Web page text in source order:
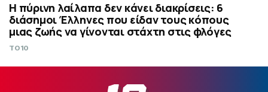
Η πύρινη λαίλαπα δεν κάνει διακρίσεις: 6
διάσημοι Έλληνες που είδαν τους κόπους
μιας ζωής να γίνονται στάχτη στις φλόγες
TO10